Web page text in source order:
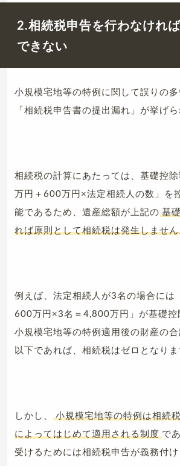
2.相続税申告を行わなけれ
できない
小規模宅地等の特例に関して誤りの多
「相続税申告書の提出漏れ」が挙げら
相続税の計算にあたっては、基礎控
万円＋600万円×法定相続人の数」を
能であるため、遺産総額が上記の 基
れば原則として相続税は発生しませ
例えば、法定相続人が3名の場合には
600万円×3名＝4,800万円」が基礎控
小規模宅地等の特例適用後の財産の
以下であれば、相続税はゼロとなりま
しかし、
小規模宅地等の特例は相続
によってはじめて適用される制度 で
受けるためには相続税申告が義務付け